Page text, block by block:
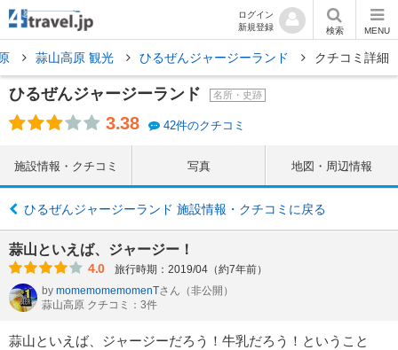
ログイン
新規登録
検索 MENU
蒜山高原 観光 ひるぜんジャージーランド クチコミ詳細
ひるぜんジャージーランド 名所・史跡
3.38 42件のクチコミ
施設情報・クチコミ 写真 地図・周辺情報
ひるぜんジャージーランド 施設情報・クチコミに戻る
蒜山といえば、ジャージー！
4.0
旅行時期：2019/04（約7年前）
by momemomemomenTさん （非公開）
蒜山高原 クチコミ：3件
蒜山といえば、ジャージーだろう！牛乳だろう！ということ